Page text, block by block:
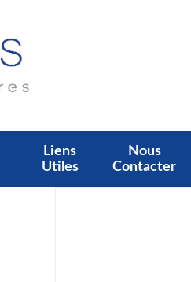
Liens
Utiles
Nous
Contacter